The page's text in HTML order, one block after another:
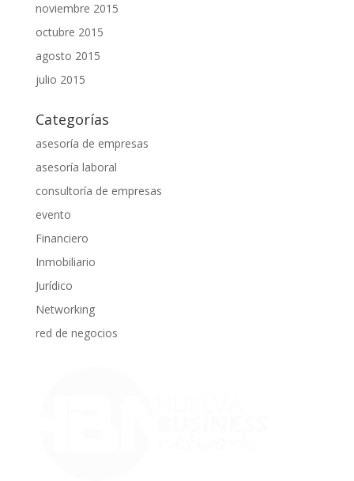
noviembre 2015
octubre 2015
agosto 2015
julio 2015
Categorías
asesoría de empresas
asesoría laboral
consultoría de empresas
evento
Financiero
Inmobiliario
Jurídico
Networking
red de negocios